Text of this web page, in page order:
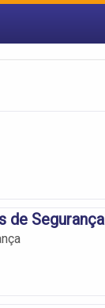
de Segurança